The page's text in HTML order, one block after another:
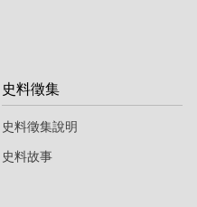
史料徵集
史料徵集說明
史料故事